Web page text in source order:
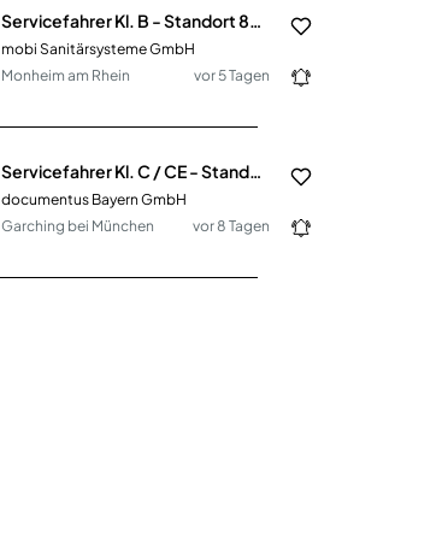
mobi Sanitärsysteme GmbH
Monheim am Rhein
vor 5 Tagen
Servicefahrer Kl. C / CE - Standort Garching (m/w/d)
documentus Bayern GmbH
Garching bei München
vor 8 Tagen